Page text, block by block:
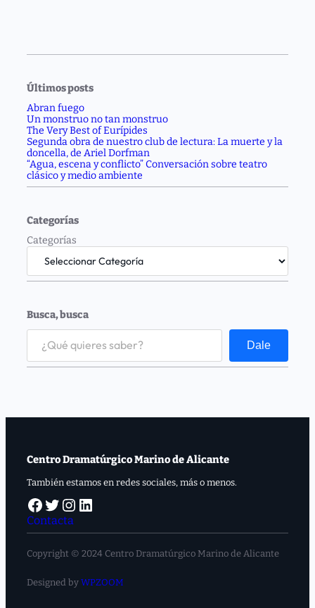
Últimos posts
Abran fuego
Un monstruo no tan monstruo
The Very Best of Eurípides
Segunda obra de nuestro club de lectura: La muerte y la
doncella, de Ariel Dorfman
“Agua, escena y conflicto” Conversación sobre teatro
clásico y medio ambiente
Categorías
Categorías
Busca, busca
S
r
Dale
Centro Dramatúrgico Marino de Alicante
También estamos en redes sociales, más o menos.
Facebook Twitter Instagram LinkedIn
Contacta
Copyright © 2024 Centro Dramatúrgico Marino de Alicante
Designed by WPZOOM